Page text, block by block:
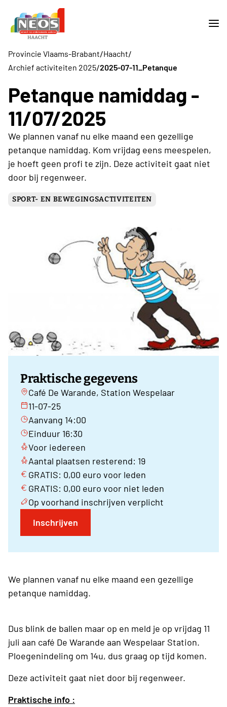
Provincie Vlaams-Brabant/Haacht/
Archief activiteiten 2025/2025-07-11_Petanque
Petanque namiddag -
11/07/2025
We plannen vanaf nu elke maand een gezellige
petanque namiddag. Kom vrijdag eens meespelen,
je hoeft geen profi te zijn. Deze activiteit gaat niet
door bij regenweer.
SPORT- EN BEWEGINGSACTIVITEITEN
Praktische gegevens
Café De Warande, Station Wespelaar
11-07-25
Aanvang 14:00
Einduur 16:30
Voor iedereen
Aantal plaatsen resterend: 19
GRATIS: 0,00 euro voor leden
GRATIS: 0,00 euro voor niet leden
Op voorhand inschrijven verplicht
Inschrijven
We plannen vanaf nu elke maand een gezellige
petanque namiddag.
Dus blink de ballen maar op en meld je op vrijdag 11
juli aan café De Warande aan Wespelaar Station.
Ploegenindeling om 14u, dus graag op tijd komen.
Deze activiteit gaat niet door bij regenweer.
Praktische info :